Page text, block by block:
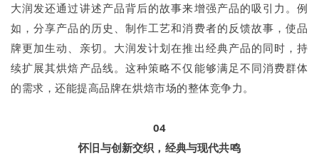
大润发还通过讲述产品背后的故事来增强产品的吸引力。例
如，分享产品的历史、制作工艺和消费者的反馈故事，使品
牌更加生动、亲切。大润发计划在推出经典产品的同时，持
续扩展其烘焙产品线。这种策略不仅能够满足不同消费群体
的需求，还能提高品牌在烘焙市场的整体竞争力。
04
怀旧与创新交织，经典与现代共鸣